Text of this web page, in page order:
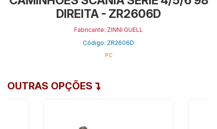
DIREITA - ZR2606D
Fabricante: ZINNI GUELL
Código: ZR2606D
PC
OUTRAS OPÇÕES